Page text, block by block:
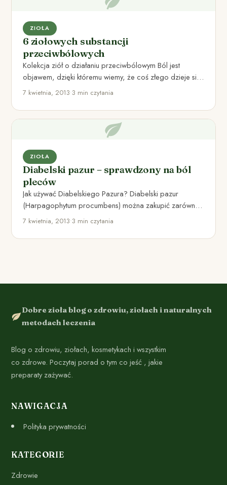
ZIOŁA
6 ziołowych substancji
przeciwbólowych
Kolekcja ziół o działaniu przeciwbólowym Ból jest
objawem, dzięki któremu wiemy, że coś złego dzieje się
z naszym…
7 kwietnia, 2013•3 min czytania
ZIOŁA
Diabelski pazur – sprawdzony na ból
pleców
Jak używać Diabelskiego Pazura? Diabelski pazur
(Harpagophytum procumbens) można zakupić zarówno
w postaci balsamu, jak i w tabletkach.…
7 kwietnia, 2013•3 min czytania
Dobre zioła blog o zdrowiu, ziołach i naturalnych
metodach leczenia
Blog o zdrowiu, ziołach, kosmetykach i wszystkim
co zdrowe. Poczytaj porad o tym co jeść , jakie
preparaty zażywać.
NAWIGACJA
Polityka prywatności
KATEGORIE
Zdrowie